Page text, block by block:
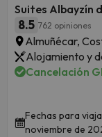
Suites Albayzín
8.5 762 opiniones
Almuñécar,
Alojamiento y
Cancelación
Fechas para
noviembre de